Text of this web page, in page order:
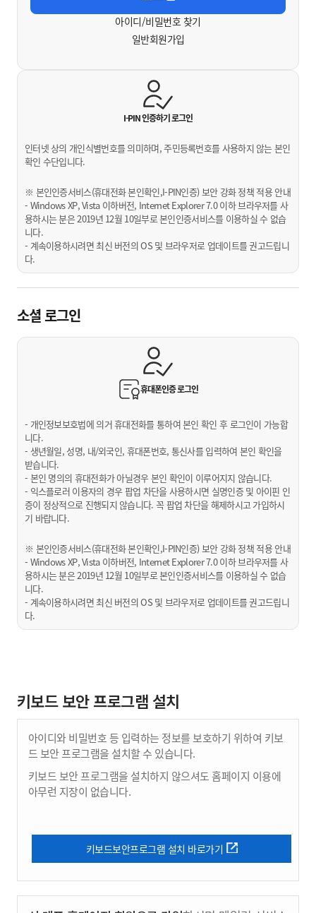
아이디/비밀번호 찾기
일반회원가입
I-PIN 인증하기로그인
인터넷 상의 개인식별번호를 의미하며, 주민등록번호를 사용하지 않는 본인
확인 수단입니다.
※ 본인인증서비스(휴대전화 본인확인,I-PIN인증) 보안 강화 정책 적용 안내
- Windows XP, Vista 이하버전, Internet Explorer 7.0 이하 브라우저를 사
용하시는 분은 2019년 12월 10일부로 본인인증서비스를 이용하실 수 없습
니다.
- 계속이용하시려면 최신 버전의 OS 및 브라우저로 업데이트를 권고드립니
다.
소셜 로그인
휴대폰인증로그인
- 개인정보보호법에 의거 휴대전화를 통하여 본인 확인 후 로그인이 가능합
니다.
- 생년월일, 성명, 내/외국인, 휴대폰번호, 통신사를 입력하여 본인 확인을
받습니다.
- 본인 명의의 휴대전화가 아닐경우 본인 확인이 이루어지지 않습니다.
- 익스플로러 이용자의 경우 팝업 차단을 사용하시면 실명인증 및 아이핀 인
증이 정상적으로 진행되지 않습니다. 꼭 팝업 차단을 해제하시고 가입하시
기 바랍니다.
※ 본인인증서비스(휴대전화 본인확인,I-PIN인증) 보안 강화 정책 적용 안내
- Windows XP, Vista 이하버전, Internet Explorer 7.0 이하 브라우저를 사
용하시는 분은 2019년 12월 10일부로 본인인증서비스를 이용하실 수 없습
니다.
- 계속이용하시려면 최신 버전의 OS 및 브라우저로 업데이트를 권고드립니
다.
키보드 보안 프로그램 설치
아이디와 비밀번호 등 입력하는 정보를 보호하기 위하여 키보
드 보안 프로그램을 설치할 수 있습니다.
키보드 보안 프로그램을 설치하지 않으셔도 홈페이지 이용에
아무런 지장이 없습니다.
키보드보안프로그램 설치 바로가기